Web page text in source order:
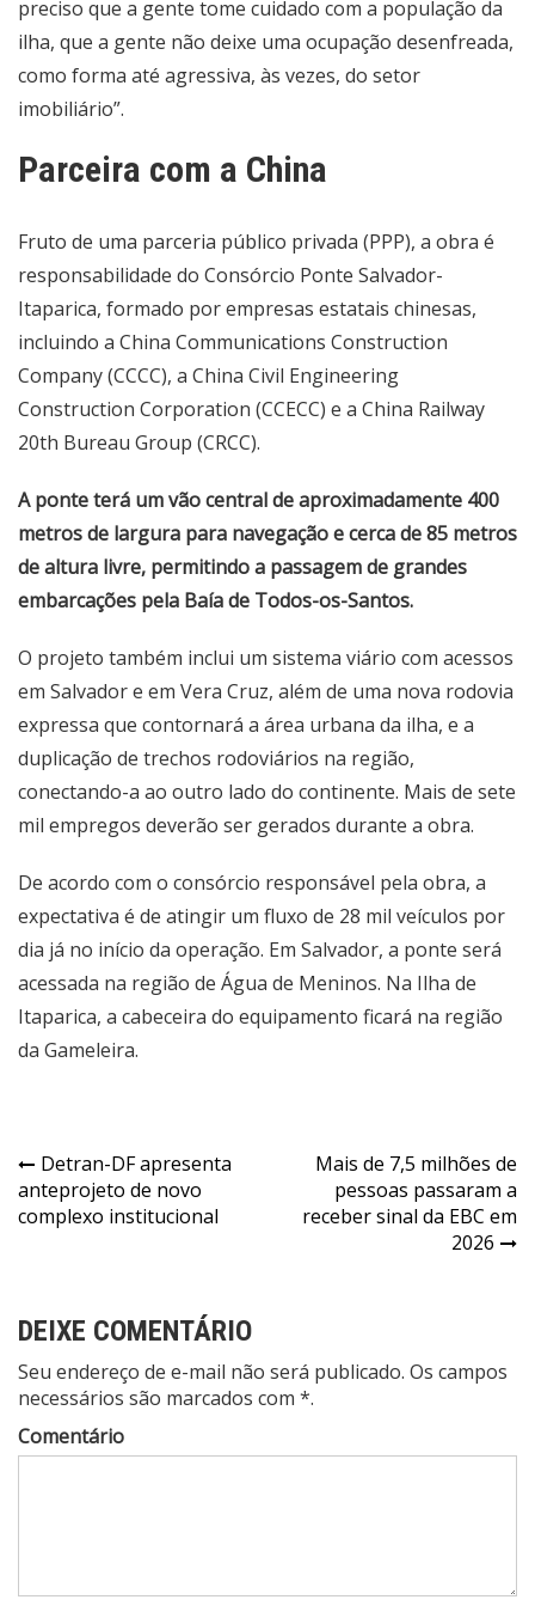
preciso que a gente tome cuidado com a população da
ilha, que a gente não deixe uma ocupação desenfreada,
como forma até agressiva, às vezes, do setor
imobiliário”.
Parceira com a China
Fruto de uma parceria público privada (PPP), a obra é
responsabilidade do Consórcio Ponte Salvador-
Itaparica, formado por empresas estatais chinesas,
incluindo a China Communications Construction
Company (CCCC), a China Civil Engineering
Construction Corporation (CCECC) e a China Railway
20th Bureau Group (CRCC).
A ponte terá um vão central de aproximadamente 400
metros de largura para navegação e cerca de 85 metros
de altura livre, permitindo a passagem de grandes
embarcações pela Baía de Todos-os-Santos.
O projeto também inclui um sistema viário com acessos
em Salvador e em Vera Cruz, além de uma nova rodovia
expressa que contornará a área urbana da ilha, e a
duplicação de trechos rodoviários na região,
conectando-a ao outro lado do continente. Mais de sete
mil empregos deverão ser gerados durante a obra.
De acordo com o consórcio responsável pela obra, a
expectativa é de atingir um fluxo de 28 mil veículos por
dia já no início da operação. Em Salvador, a ponte será
acessada na região de Água de Meninos. Na Ilha de
Itaparica, a cabeceira do equipamento ficará na região
da Gameleira.
Navegação
de
Detran-DF apresenta
anteprojeto de novo
complexo institucional
Mais de 7,5 milhões de
pessoas passaram a
receber sinal da EBC em
2026
DEIXE COMENTÁRIO
Seu endereço de e-mail não será publicado. Os campos
necessários são marcados com *.
Comentário